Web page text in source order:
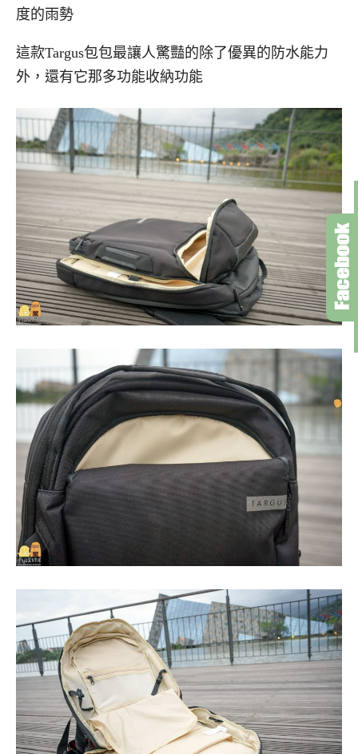
度的雨勢
這款Targus包包最讓人驚豔的除了優異的防水能力
外，還有它那多功能收納功能